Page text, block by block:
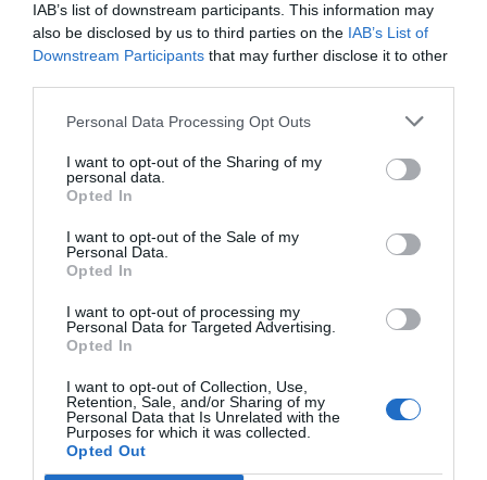
IAB’s list of downstream participants. This information may
also be disclosed by us to third parties on the IAB’s List of
Downstream Participants that may further disclose it to other
Personal Data Processing Opt Outs
I want to opt-out of the Sharing of my
personal data.
Opted In
I want to opt-out of the Sale of my
Personal Data.
Opted In
I want to opt-out of processing my
Personal Data for Targeted Advertising.
Opted In
I want to opt-out of Collection, Use,
Retention, Sale, and/or Sharing of my
Personal Data that Is Unrelated with the
Purposes for which it was collected.
Opted Out
A post shared by Astypalaia (@astypalaia_island)